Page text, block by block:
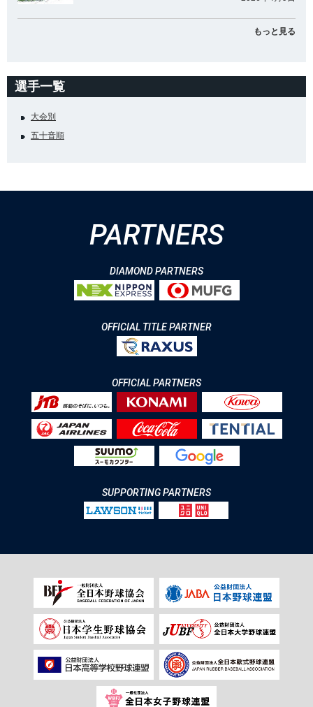
もっと見る
選手一覧
大会別
五十音順
PARTNERS
DIAMOND PARTNERS
OFFICIAL TITLE PARTNER
OFFICIAL PARTNERS
SUPPORTING PARTNERS